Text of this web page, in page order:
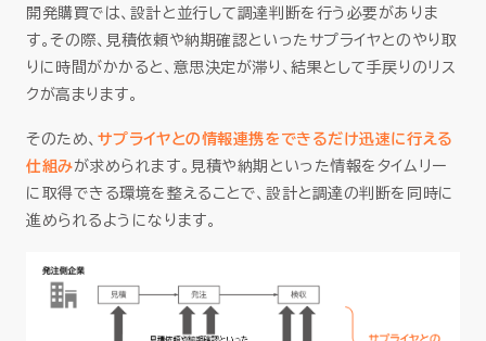
開発購買では、設計と並行して調達判断を行う必要がありま
す。その際、見積依頼や納期確認といったサプライヤとのやり取
りに時間がかかると、意思決定が滞り、結果として手戻りのリス
クが高まります。
そのため、 サプライヤとの情報連携をできるだけ迅速に行える
仕組みが求められます。見積や納期といった情報をタイムリー
に取得できる環境を整えることで、設計と調達の判断を同時に
進められるようになります。